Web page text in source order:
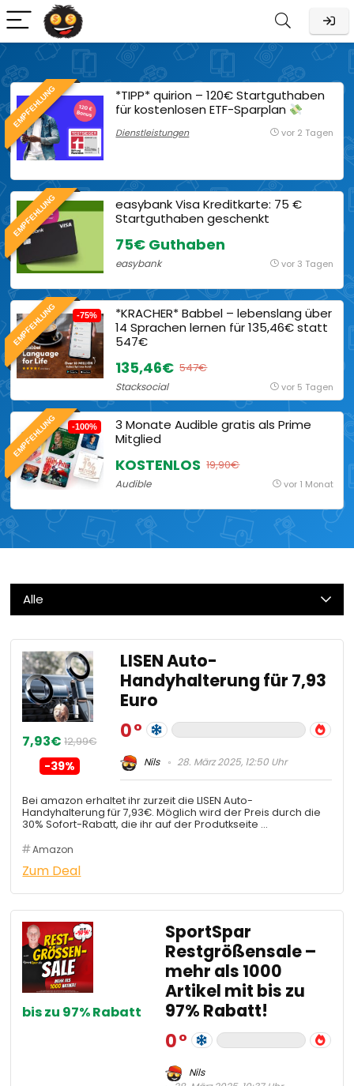
EMPFEHLUNG
*TIPP* quirion – 120€ Startguthaben
für kostenlosen ETF-Sparplan
Dienstleistungen vor 2 Tagen
EMPFEHLUNG
easybank Visa Kreditkarte: 75 €
Startguthaben geschenkt
75€ Guthaben
easybank vor 3 Tagen
EMPFEHLUNG -75%
*KRACHER* Babbel – lebenslang über
14 Sprachen lernen für 135,46€ statt
547€
135,46€ 547€
Stacksocial vor 5 Tagen
EMPFEHLUNG -100%
3 Monate Audible gratis als Prime
Mitglied
KOSTENLOS 19,90€
Audible vor 1 Monat
Alle
7,93€ 12,99€
-39%
LISEN Auto-
Handyhalterung für 7,93
Euro
0
Nils 28. März 2025, 12:50 Uhr
Bei amazon erhaltet ihr zurzeit die LISEN Auto-
Handyhalterung für 7,93€. Möglich wird der Preis durch die
30% Sofort-Rabatt, die ihr auf der Produtkseite …
Amazon
Zum Deal
bis zu 97% Rabatt
SportSpar
Restgrößensale –
mehr als 1000
Artikel mit bis zu
97% Rabatt!
0
Nils